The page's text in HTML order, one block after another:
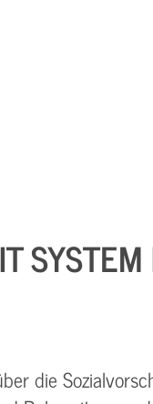
die